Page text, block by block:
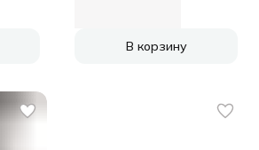
В корзину